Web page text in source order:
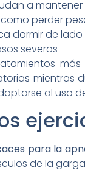
a
perder
dormir de
severos
mientras
al uso
para la
de la